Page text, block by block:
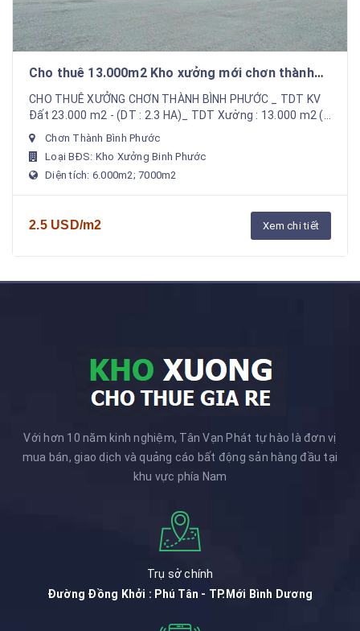
Cho thuê 13.000m2 Kho xưởng mới chơn thành
bình phước . Gía rẻ cạnh tranh
CHO THUÊ XƯỞNG CHƠN THÀNH BÌNH PHƯỚC _ TDT KV
Đất 23.000 m2 - (DT : 2.3 HA)_ TDT Xưởng : 13.000 m2 (
6000 +7000 )_ CÓ CHO THUÊ RIÊNG LẺ MỘT NỮA_ VP
Chơn Thành Bình Phước
Loại BĐS: Kho Xưởng Binh Phước
Diện tích: 6.000m2; 7000m2
2.5 USD/m2 Xem chi tiết
Với hơn 10 năm kinh nghiệm, Tân Vạn Phát tự hào là đơn vị
mua bán, giao dịch và quảng cáo bất động sản hàng đầu tại
khu vực phía Nam
Trụ sở chính
Đường Đồng Khởi : Phú Tân - TP.Mới Bình Dương